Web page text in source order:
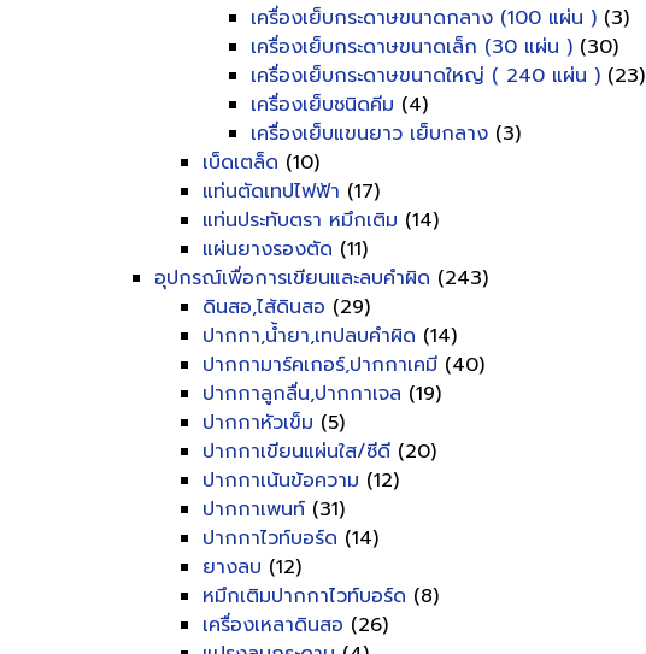
เครื่องเย็บกระดาษขนาดกลาง (100 แผ่น ) (3)
เครื่องเย็บกระดาษขนาดเล็ก (30 แผ่น ) (30)
เครื่องเย็บกระดาษขนาดใหญ่ ( 240 แผ่น ) (23)
เครื่องเย็บชนิดคีม (4)
เครื่องเย็บแขนยาว เย็บกลาง (3)
เบ็ดเตล็ด (10)
แท่นตัดเทปไฟฟ้า (17)
แท่นประทับตรา หมึกเติม (14)
แผ่นยางรองตัด (11)
อุปกรณ์เพื่อการเขียนและลบคำผิด (243)
ดินสอ,ไส้ดินสอ (29)
ปากกา,น้ำยา,เทปลบคำผิด (14)
ปากกามาร์คเกอร์,ปากกาเคมี (40)
ปากกาลูกลื่น,ปากกาเจล (19)
ปากกาหัวเข็ม (5)
ปากกาเขียนแผ่นใส/ซีดี (20)
ปากกาเน้นข้อความ (12)
ปากกาเพนท์ (31)
ปากกาไวท์บอร์ด (14)
ยางลบ (12)
หมึกเติมปากกาไวท์บอร์ด (8)
เครื่องเหลาดินสอ (26)